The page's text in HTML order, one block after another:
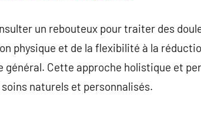
un rebouteux pour traiter des
physique et de la flexibilité à la
général. Cette approche holistique et
naturels et personnalisés.